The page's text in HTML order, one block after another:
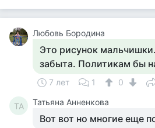
Любовь Бородина
Это рисунок
забыта. Политикам бы
7 лет 1 0
ТА Татьяна Анненкова
Вот вот но многие еще